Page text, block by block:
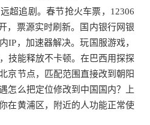
超追剧。春节抢火车票，12306
，票源实时刷新。国内银行网银
IP，加速器解决。玩国服游戏，
技能释放不卡顿。在巴西用探探
京节点，匹配范围直接改到朝阳
怎么把定位修改到中国国内？上
在黄浦区，附近的人功能正常使